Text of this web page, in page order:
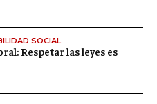
SOCIAL
Respetar las leyes es